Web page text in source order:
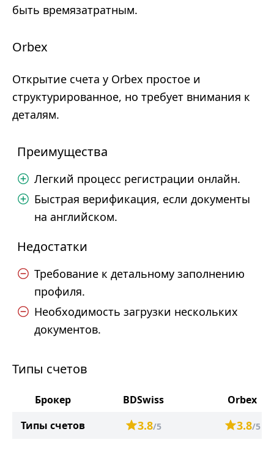
быть времязатратным.
Orbex
Открытие счета у Orbex простое и
структурированное, но требует внимания к
деталям.
Преимущества
Легкий процесс регистрации онлайн.
Быстрая верификация, если документы
на английском.
Недостатки
Требование к детальному заполнению
профиля.
Необходимость загрузки нескольких
документов.
Типы счетов
Брокер BDSwiss
Orbex
Типы счетов
3.8/5 3.8/5